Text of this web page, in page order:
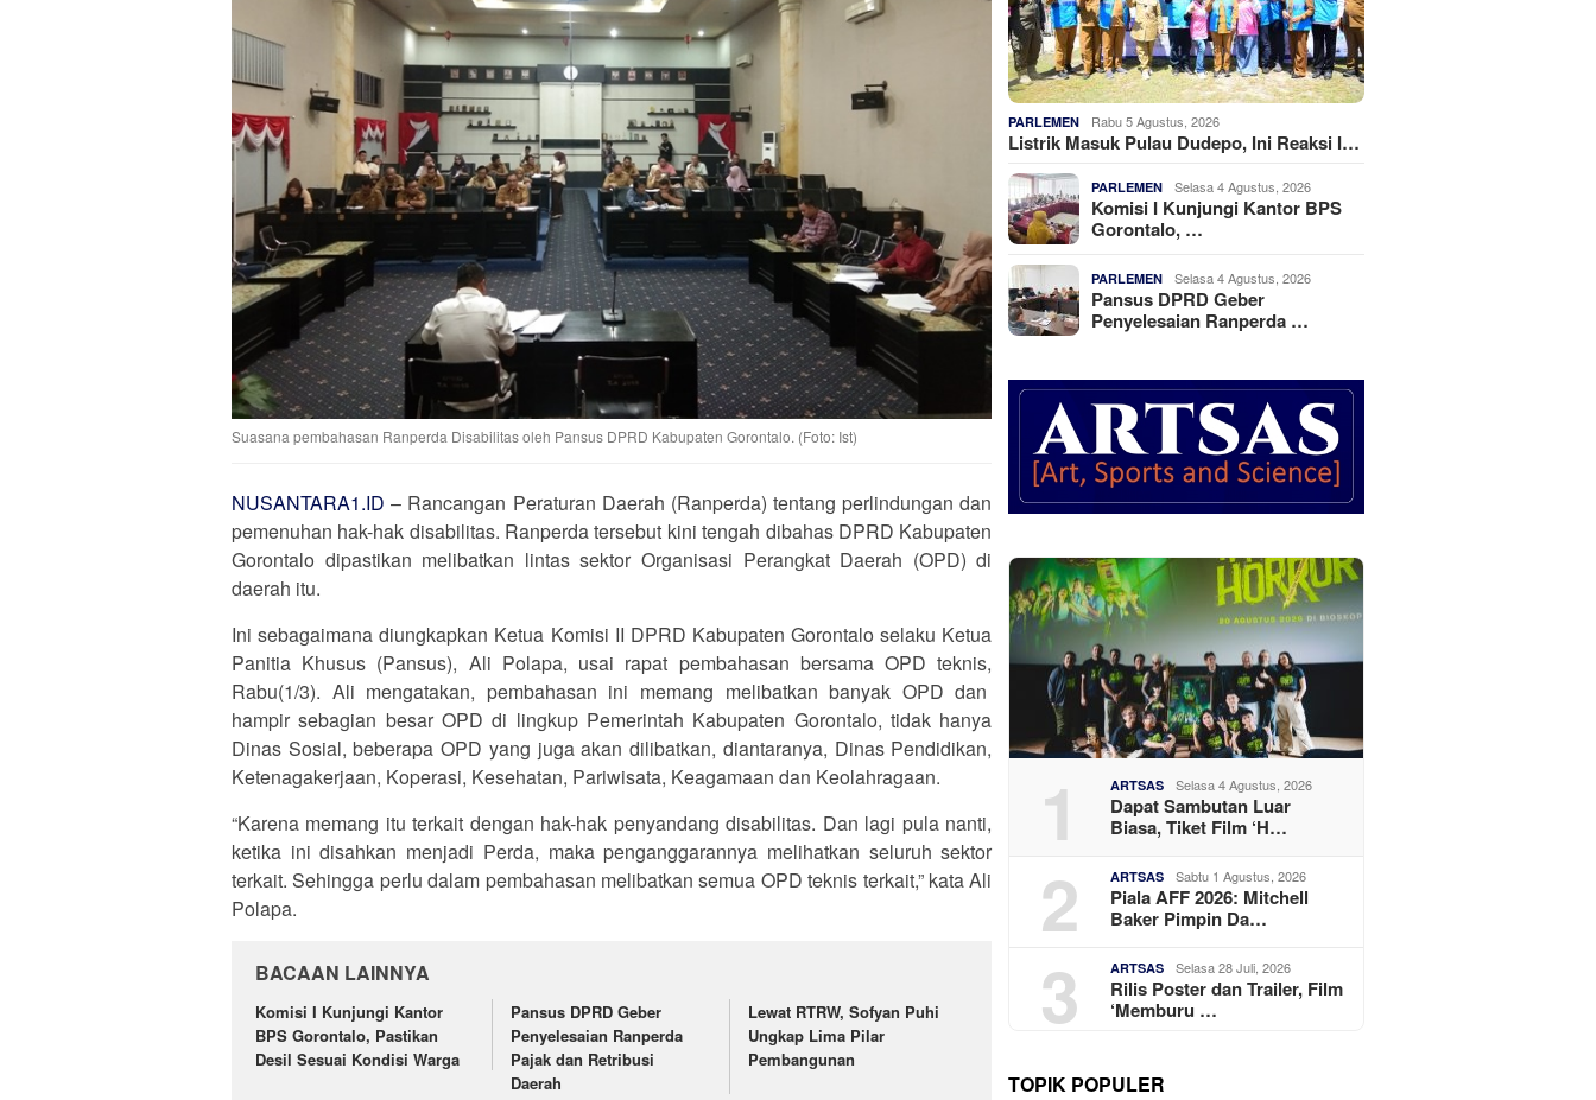
Suasana pembahasan Ranperda Disabilitas oleh Pansus DPRD Kabupaten Gorontalo. (Foto: Ist)
NUSANTARA1.ID – Rancangan Peraturan Daerah (Ranperda) tentang perlindungan dan
pemenuhan hak-hak disabilitas. Ranperda tersebut kini tengah dibahas DPRD Kabupaten
Gorontalo dipastikan melibatkan lintas sektor Organisasi Perangkat Daerah (OPD) di
daerah itu.
Ini sebagaimana diungkapkan Ketua Komisi II DPRD Kabupaten Gorontalo selaku Ketua
Panitia Khusus (Pansus), Ali Polapa, usai rapat pembahasan bersama OPD teknis,
Rabu(1/3). Ali mengatakan, pembahasan ini memang melibatkan banyak OPD dan
hampir sebagian besar OPD di lingkup Pemerintah Kabupaten Gorontalo, tidak hanya
Dinas Sosial, beberapa OPD yang juga akan dilibatkan, diantaranya, Dinas Pendidikan,
Ketenagakerjaan, Koperasi, Kesehatan, Pariwisata, Keagamaan dan Keolahragaan.
“Karena memang itu terkait dengan hak-hak penyandang disabilitas. Dan lagi pula nanti,
ketika ini disahkan menjadi Perda, maka penganggarannya melihatkan seluruh sektor
terkait. Sehingga perlu dalam pembahasan melibatkan semua OPD teknis terkait,” kata Ali
Polapa.
BACAAN LAINNYA
Komisi I Kunjungi Kantor
BPS Gorontalo, Pastikan
Desil Sesuai Kondisi Warga
Pansus DPRD Geber
Penyelesaian Ranperda
Pajak dan Retribusi
Daerah
Lewat RTRW, Sofyan Puhi
Ungkap Lima Pilar
Pembangunan
PARLEMEN Rabu 5 Agustus, 2026
Listrik Masuk Pulau Dudepo, Ini Reaksi I…
PARLEMEN Selasa 4 Agustus, 2026
Komisi I Kunjungi Kantor BPS
Gorontalo, …
PARLEMEN Selasa 4 Agustus, 2026
Pansus DPRD Geber
Penyelesaian Ranperda …
1 ARTSAS Selasa 4 Agustus, 2026
Dapat Sambutan Luar
Biasa, Tiket Film ‘H…
2 ARTSAS Sabtu 1 Agustus, 2026
Piala AFF 2026: Mitchell
Baker Pimpin Da…
3 ARTSAS Selasa 28 Juli, 2026
Rilis Poster dan Trailer, Film
‘Memburu …
TOPIK POPULER